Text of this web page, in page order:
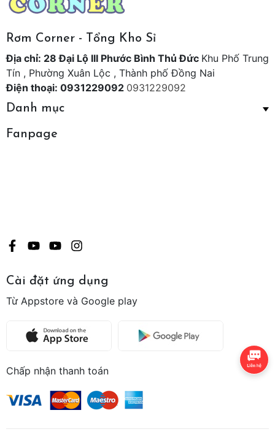
Rơm Corner - Tổng Kho Sỉ
Địa chỉ: 28 Đại Lộ III Phước Bình Thủ Đức Khu Phố Trung
Tín , Phường Xuân Lộc , Thành phố Đồng Nai
Điện thoại: 0931229092 0931229092
Danh mục
Fanpage
Cài đặt ứng dụng
Từ Appstore và Google play
Chấp nhận thanh toán